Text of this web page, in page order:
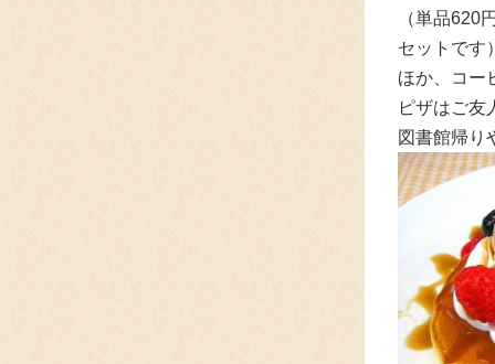
（単品620
セットです
ほか、コー
ピザはご友
図書館帰り